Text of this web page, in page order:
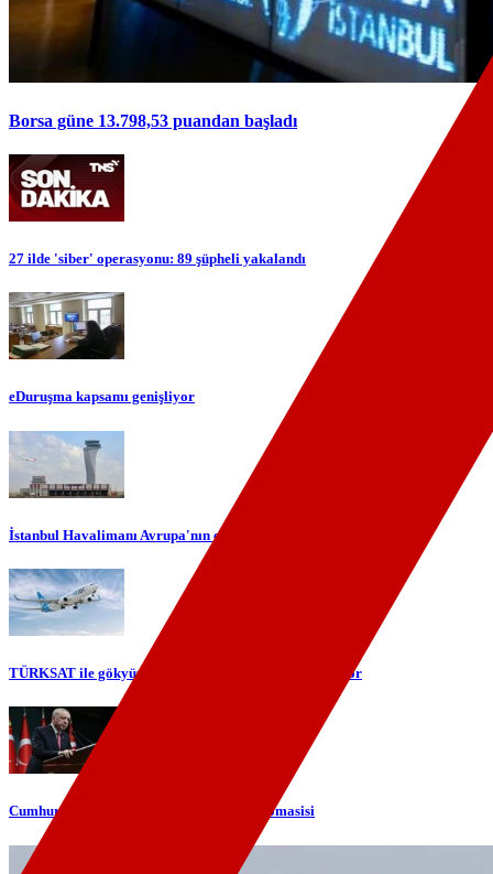
Borsa güne 13.798,53 puandan başladı
27 ilde 'siber' operasyonu: 89 şüpheli yakalandı
eDuruşma kapsamı genişliyor
İstanbul Havalimanı Avrupa'nın en yoğun havalimanı oldu
TÜRKSAT ile gökyüzünde yerli internet dönemi başlıyor
Cumhurbaşkanı Erdoğan'dan telefon diplomasisi